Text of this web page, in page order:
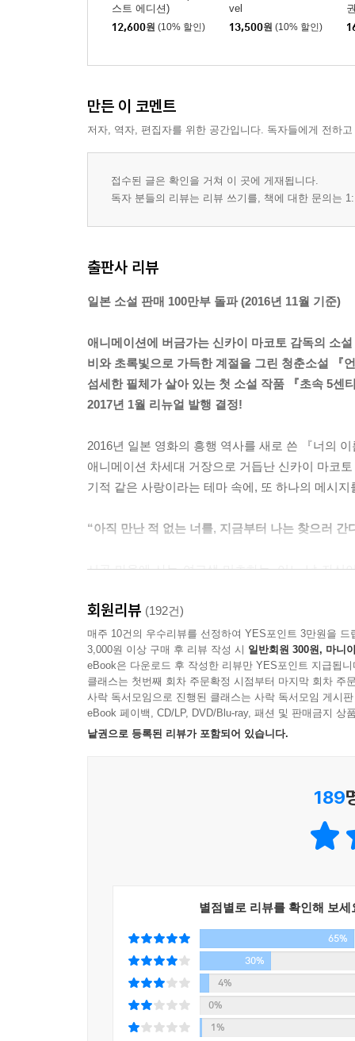
스트 에디션)
12,600원 (10% 할인)
vel
13,500원 (10% 할인)
만든 이 코멘트
저자, 역자, 편집자를 위한 공간입니다. 독자들에게 전하
접수된 글은 확인을 거쳐 이 곳에 게재됩니다.
독자 분들의 리뷰는 리뷰 쓰기를, 책에 대한 문의는
출판사 리뷰
일본 소설 판매 100만부 돌파 (2016년 11월 기준)
애니메이션에 버금가는 신카이 마코토 감독의 소
비와 초록빛으로 가득한 계절을 그린 청춘소설 『
섬세한 필체가 살아 있는 첫 소설 작품 『초속 5센
2017년 1월 리뉴얼 발행 결정!
2016년 일본 영화의 흥행 역사를 새로 쓴 『너의 이
애니메이션 차세대 거장으로 거듭난 신카이 마코
기적 같은 사랑이라는 테마 속에, 또 하나의 메시지
“아직 만난 적 없는 너를, 지금부터 나는 찾으러 간
시골 마을에 사는 여고생 미츠하는, 어느 날 자신
사실을 깨닫게 된다. 하지만 어느 날부터 더 이상
“형식에 새겨진 의미는 언젠가 반드시 되살아난다
1,200년 주기로 태양을 공전하는 티아마트 혜성
분위기에 휩싸인다. 그러나 인간의 과학은 예상
미야미즈 신사에서 전해내려오는 실매듭 속에 이
애니메이션 완성 3개월 전에 쓰여진 원작 소설!
사실 처음에는 이 소설을 쓸 생각이 없었다.
이 책 「너의 이름은.」은 내가 감독을 맡아
- 본문 중에서 -
일본 영화 흥행순위 역대 7위 / 1300만 관객 동원
제18회 부천 국제 애니메이션 영화제 장편 경쟁 부
회원리뷰 (192건)
매주 10건의 우수리뷰를 선정하여 YES포인트 3만원을 드
3,000원 이상 구매 후 리뷰 작성 시 일반회원 300원, 마니
eBook은 다운로드 후 작성한 리뷰만 YES포인트 지급됩니
클래스는 첫번째 회차 주문확정 시점부터 마지막 회차 주
사락 독서모임으로 진행된 클래스는 사락 독서모임 게시
eBook 페이백, CD/LP, DVD/Blu-ray, 패션 및 판매금지 상
낱권으로 등록된 리뷰가 포함되어 있습니다.
189
별점별로 리뷰를 확인해 보세
65%
30%
4%
0%
1%